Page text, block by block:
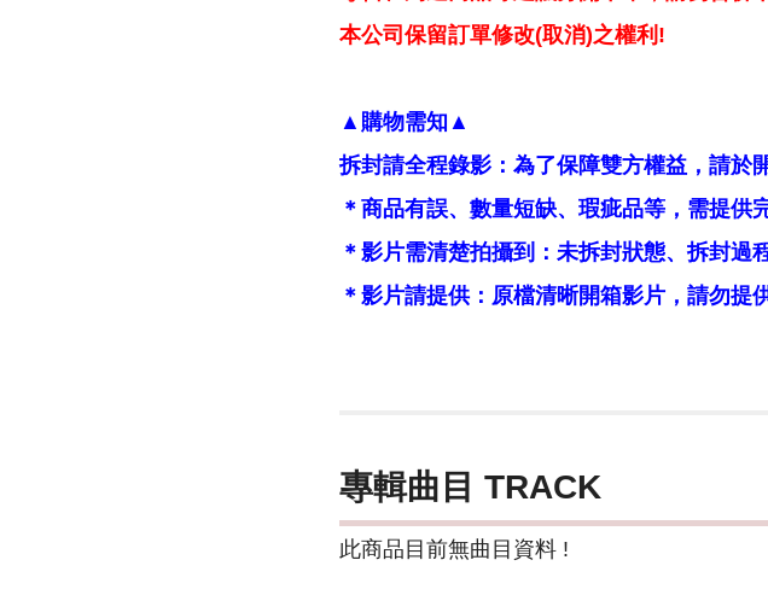
本公司保留訂單修改(取消)之權利!
▲購物需知▲
拆封請全程錄影：為了保障雙方權益，請於
＊商品有誤、數量短缺、瑕疵品等，需提供
＊影片需清楚拍攝到：未拆封狀態、拆封過
＊影片請提供：原檔清晰開箱影片，請勿提
專輯曲目 TRACK
此商品目前無曲目資料 !